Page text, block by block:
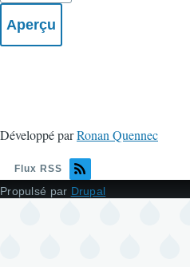
Développé parRonan Quennec
Flux RSS
Propulsé par Drupal